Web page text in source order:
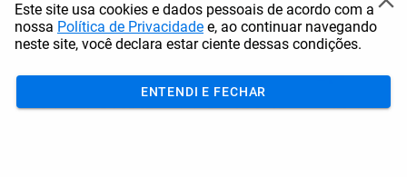
Antena Starlink Mini De
Smart Tv Led Samsung 43"
Este site usa cookies e dados pessoais de acordo com a
nossa Política de Privacidade e, ao continuar navegando
neste site, você declara estar ciente dessas condições.
ENTENDI E FECHAR